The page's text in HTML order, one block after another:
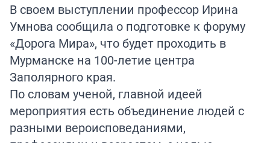
В своем выступлении профессор Ирина
Умнова сообщила о подготовке к форуму
«Дорога Мира», что будет проходить в
Мурманске на 100-летие центра
Заполярного края.
По словам ученой, главной идеей
мероприятия есть объединение людей с
разными вероисповеданиями,